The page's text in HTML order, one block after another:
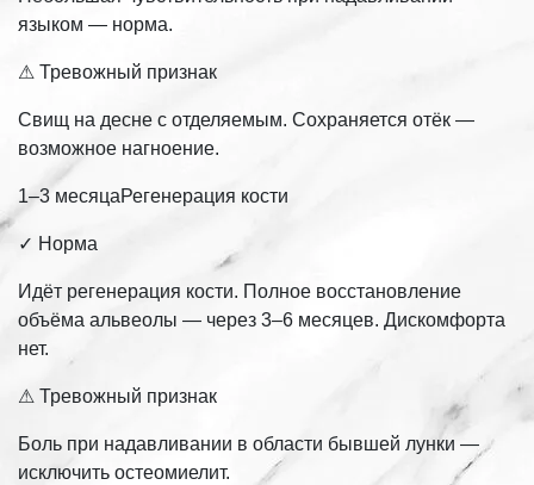
языком — норма.
⚠ Тревожный признак
Свищ на десне с отделяемым. Сохраняется отёк —
возможное нагноение.
1–3 месяцаРегенерация кости
✓ Норма
Идёт регенерация кости. Полное восстановление
объёма альвеолы — через 3–6 месяцев. Дискомфорта
нет.
⚠ Тревожный признак
Боль при надавливании в области бывшей лунки —
исключить остеомиелит.